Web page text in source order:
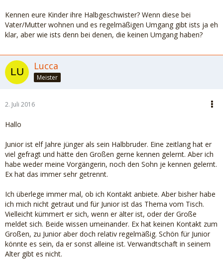
Kennen eure Kinder ihre Halbgeschwister? Wenn diese bei
Vater/Mutter wohnen und es regelmäßigen Umgang gibt ists ja eh
klar, aber wie ists denn bei denen, die keinen Umgang haben?
Lucca
Meister
2. Juli 2016
Hallo
Junior ist elf Jahre jünger als sein Halbbruder. Eine zeitlang hat er
viel gefragt und hätte den Großen gerne kennen gelernt. Aber ich
habe weder meine Vorgängerin, noch den Sohn je kennen gelernt.
Ex hat das immer sehr getrennt.
Ich überlege immer mal, ob ich Kontakt anbiete. Aber bisher habe
ich mich nicht getraut und für Junior ist das Thema vom Tisch.
Vielleicht kümmert er sich, wenn er älter ist, oder der Große
meldet sich. Beide wissen umeinander. Ex hat keinen Kontakt zum
Großen, zu Junior aber doch relativ regelmäßig. Schön für Junior
könnte es sein, da er sonst alleine ist. Verwandtschaft in seinem
Alter gibt es nicht.